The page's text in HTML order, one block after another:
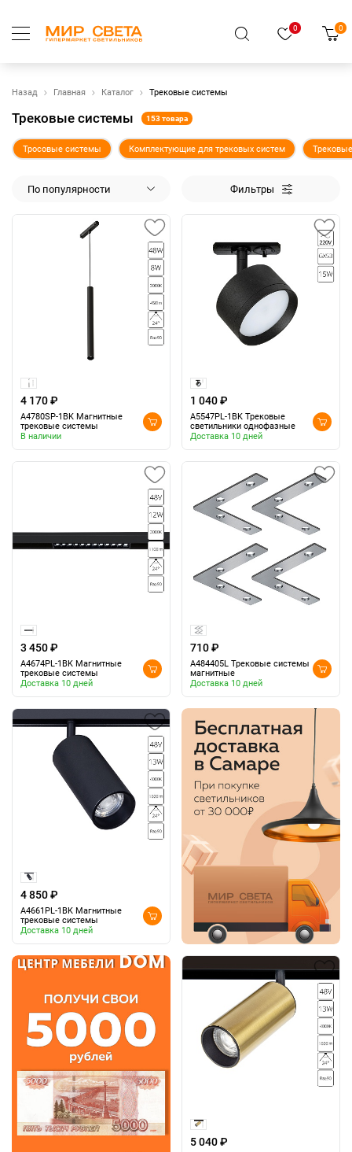
0 0
Назад Главная Каталог Трековые системы
Трековые системы 153 товара
Тросовые системы Комплектующие для трековых систем
По популярности Фильтры
4 170 ₽
A4780SP-1BK Магнитные
трековые системы
В наличии
1 040 ₽
A5547PL-1BK Трековые
светильники однофазные
Доставка 10 дней
3 450 ₽
A4674PL-1BK Магнитные
трековые системы
Доставка 10 дней
710 ₽
A484405L Трековые системы
магнитные
Доставка 10 дней
4 850 ₽
A4661PL-1BK Магнитные
трековые системы
Доставка 10 дней
5 040 ₽